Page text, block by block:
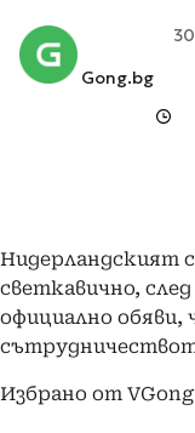
Gong.bg
Нидерландският
светкавично,
официално обяви,
Избрано от VGong